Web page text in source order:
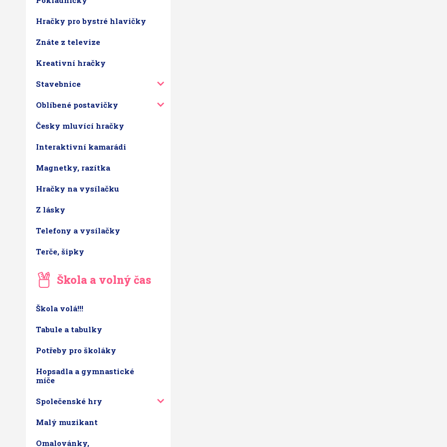
Hračky pro bystré hlavičky
Znáte z televize
Kreativní hračky
Stavebnice
Oblíbené postavičky
Česky mluvící hračky
Interaktivní kamarádi
Magnetky, razítka
Hračky na vysílačku
Z lásky
Telefony a vysílačky
Terče, šipky
Škola a volný čas
Škola volá!!!
Tabule a tabulky
Potřeby pro školáky
Hopsadla a gymnastické
míče
Společenské hry
Malý muzikant
Omalovánky,